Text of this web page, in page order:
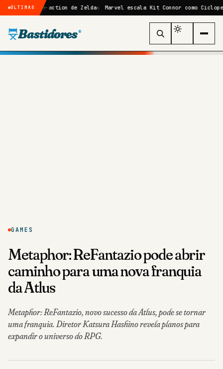
ÚLTIMAS
live-action de Zelda Marvel escala Kit Connor como Ciclope no
Bastidores ®
GAMES
Metaphor: ReFantazio pode abrir
caminho para uma nova franquia
da Atlus
Metaphor: ReFantazio, novo sucesso da Atlus, pode se tornar
uma franquia. Diretor Katsura Hashino revela planos para
expandir o universo do RPG.